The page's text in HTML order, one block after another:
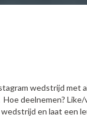
wedstrijd met
deelnemen?
en laat een